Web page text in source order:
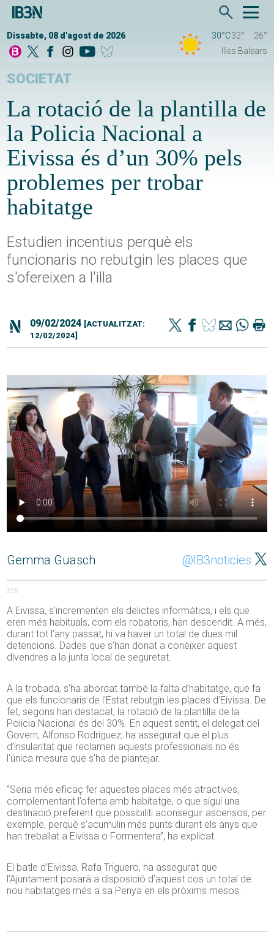
Dissabte, 08 d'agost de 2026 30°C32°
26°
Illes Balears
SOCIETAT
La rotació de la plantilla de
la Policia Nacional a
Eivissa és d’un 30% pels
problemes per trobar
habitatge
Estudien incentius perquè els
funcionaris no rebutgin les places que
s'ofereixen a l'illa
09/02/2024 [ACTUALITZAT:
12/02/2024]
Gemma Guasch @IB3noticies
226
A Eivissa, s’incrementen els delictes informàtics, i els que
eren més habituals, com els robatoris, han descendit. A més,
durant tot l’any passat, hi va haver un total de dues mil
detencions. Dades que s’han donat a conèixer aquest
divendres a la junta local de seguretat.
A la trobada, s’ha abordat també la falta d’habitatge, que fa
que els funcionaris de l’Estat rebutgin les places d’Eivissa. De
fet, segons han destacat, la rotació de la plantilla de la
Policia Nacional és del 30%. En aquest sentit, el delegat del
Govern, Alfonso Rodríguez, ha assegurat que el plus
d’insularitat que reclamen aquests professionals no és
l’única mesura que s’ha de plantejar.
“Seria més eficaç fer aquestes places més atractives,
complementant l’oferta amb habitatge, o que sigui una
destinació preferent que possibiliti aconseguir ascensos, per
exemple, perquè s’acumulin més punts durant els anys que
han treballat a Eivissa o Formentera”, ha explicat.
El batle d’Eivissa, Rafa Triguero, ha assegurat que
l’Ajuntament posarà a disposició d’aquest cos un total de
nou habitatges més a sa Penya en els pròxims mesos.